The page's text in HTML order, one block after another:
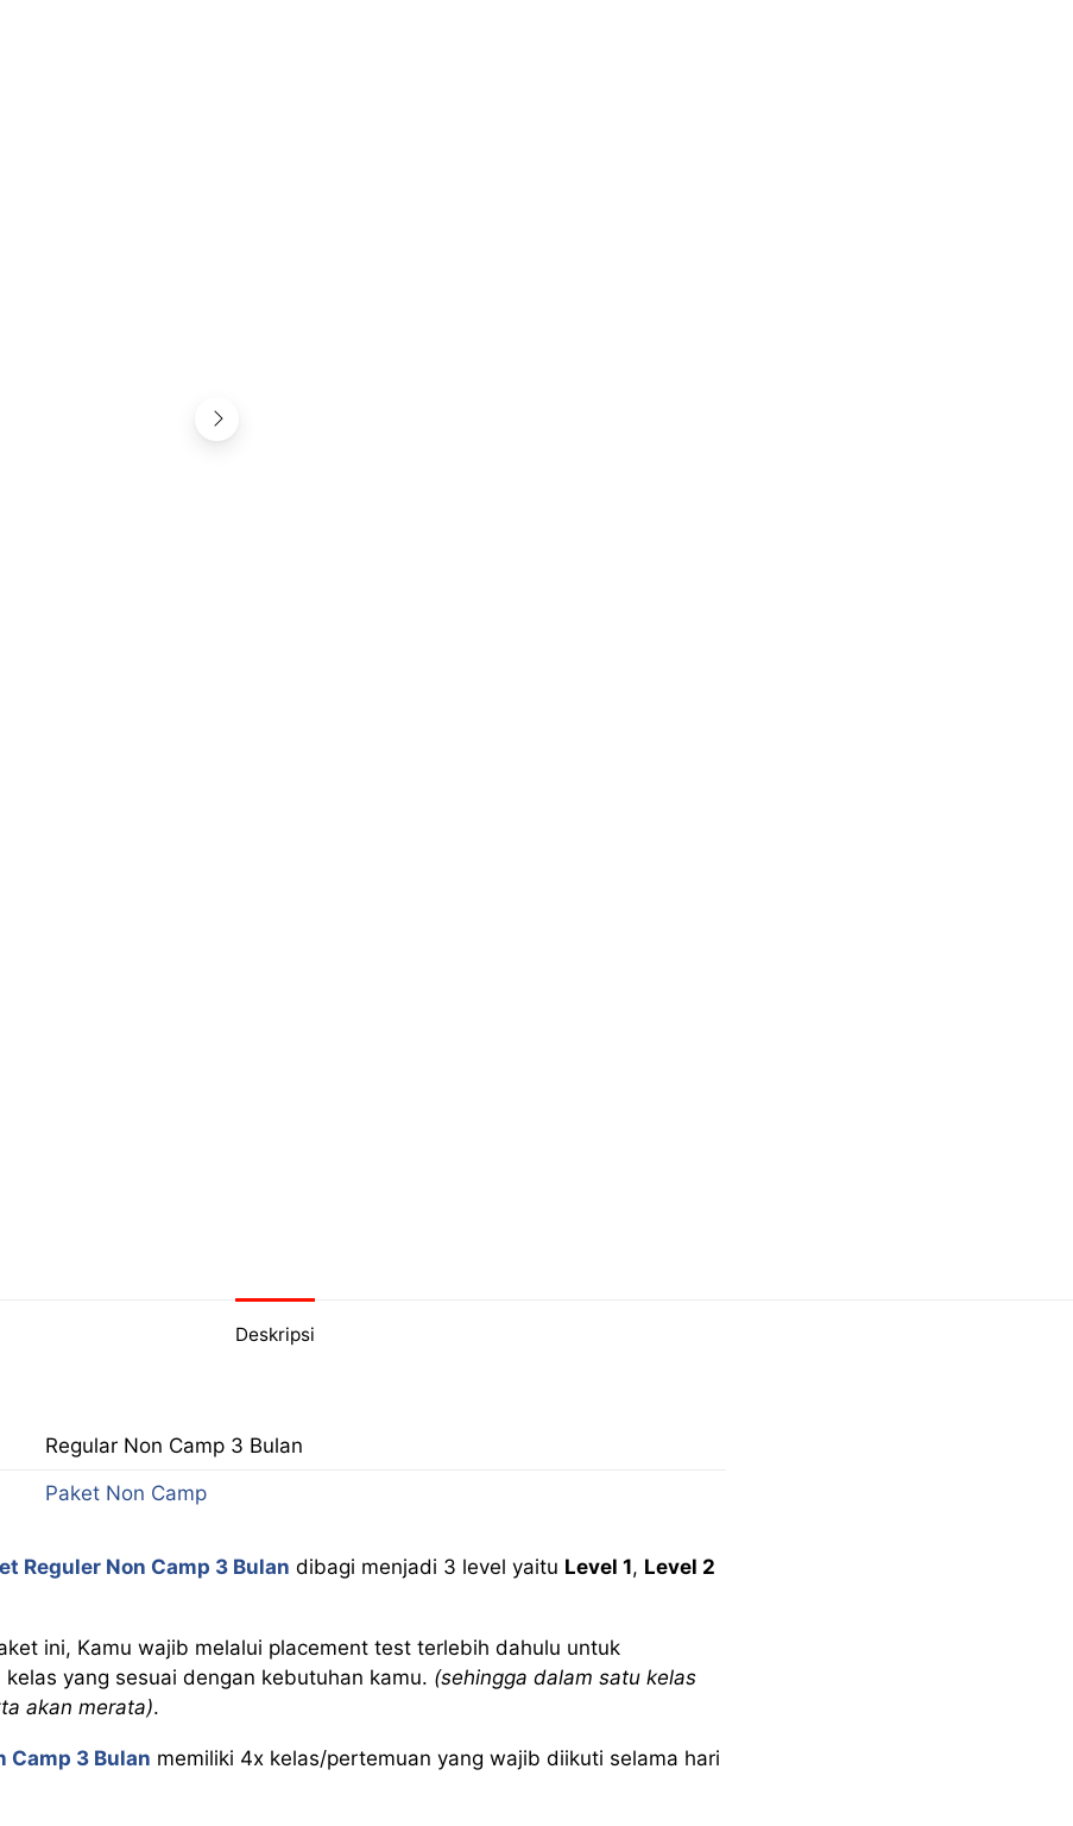
Deskripsi
Regular Non Camp 3 Bulan
Paket Non Camp
Reguler Non Camp 3 Bulan dibagi menjadi 3 level yaitu Level 1, Level 2
ini, Kamu wajib melalui placement test terlebih dahulu untuk
kelas yang sesuai dengan kebutuhan kamu. (sehingga dalam satu kelas
akan merata).
Camp 3 Bulan memiliki 4x kelas/pertemuan yang wajib diikuti selama hari